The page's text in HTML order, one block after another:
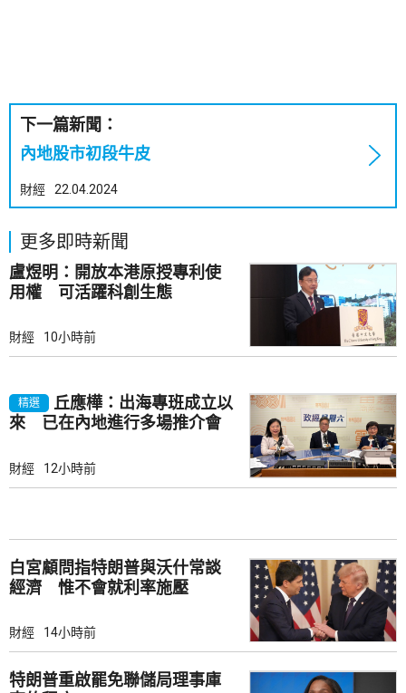
下一篇新聞：
內地股市初段牛皮
財經 22.04.2024
更多即時新聞
盧煜明：開放本港原授專利使
用權 可活躍科創生態
財經 10小時前
精選
丘應樺：出海專班成立以
來 已在內地進行多場推介會
財經 12小時前
白宮顧問指特朗普與沃什常談
經濟 惟不會就利率施壓
財經 14小時前
特朗普重啟罷免聯儲局理事庫